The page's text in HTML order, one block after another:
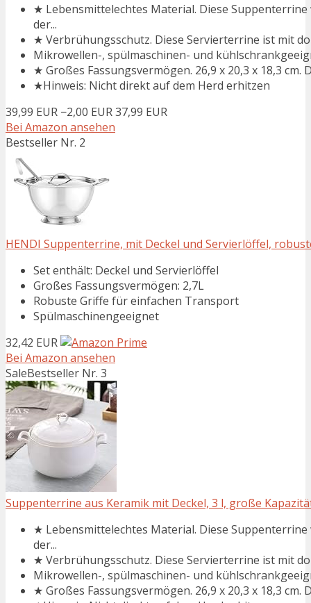
★ Lebensmittelechtes Material. Diese
der...
★ Verbrühungsschutz. Diese Servierterrine ist mit
Mikrowellen-, spülmaschinen- und
★ Großes Fassungsvermögen. 26,9 x 20,3 x 18,3
★Hinweis: Nicht direkt auf dem Herd erhitzen
39,99 EUR −2,00 EUR37,99 EUR
Bei Amazon ansehen
Bestseller Nr. 2
HENDI Suppenterrine, mit Deckel und Servierlöffel,
Set enthält: Deckel und Servierlöffel
Großes Fassungsvermögen: 2,7L
Robuste Griffe für einfachen Transport
Spülmaschinengeeignet
32,42 EUR
Bei Amazon ansehen
SaleBestseller Nr. 3
Suppenterrine aus Keramik mit Deckel, 3 l, große
★ Lebensmittelechtes Material. Diese
der...
★ Verbrühungsschutz. Diese Servierterrine ist mit
Mikrowellen-, spülmaschinen- und
★ Großes Fassungsvermögen. 26,9 x 20,3 x 18,3